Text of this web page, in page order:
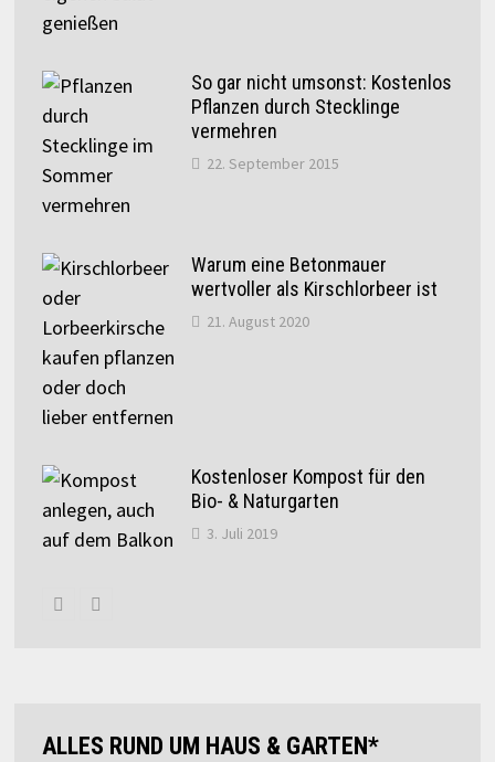
So gar nicht umsonst: Kostenlos
Pflanzen durch Stecklinge
vermehren
22. September 2015
Warum eine Betonmauer
wertvoller als Kirschlorbeer ist
21. August 2020
Kostenloser Kompost für den
Bio- & Naturgarten
3. Juli 2019
ALLES RUND UM HAUS & GARTEN*